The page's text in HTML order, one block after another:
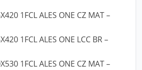
1FCL ALES ONE CZ MAT –
1FCL ALES ONE LCC BR –
1FCL ALES ONE CZ MAT –